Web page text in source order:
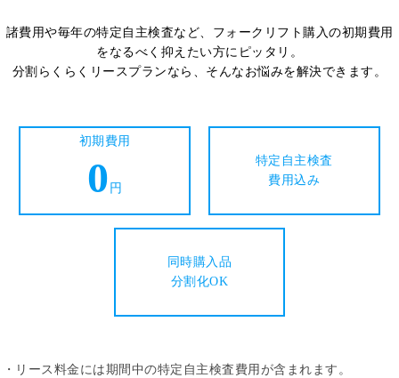
諸費用や毎年の特定自主検査など、フォークリフト購入の初期費用
をなるべく抑えたい方にピッタリ。
分割らくらくリースプランなら、そんなお悩みを解決できます。
初期費用
0 円
特定自主検査
費用込み
同時購入品
分割化OK
・リース料金には期間中の特定自主検査費用が含まれます。